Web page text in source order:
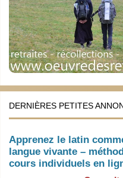
DERNIÈRES PETITES
Apprenez le latin
langue vivante –
cours individuels en